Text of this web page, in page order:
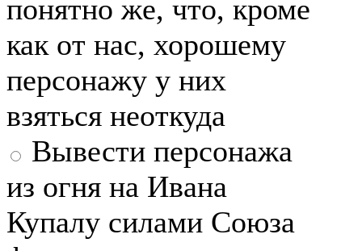
понятно же, что, кроме
как от нас, хорошему
персонажу у них
взяться неоткуда
Вывести персонажа
из огня на Ивана
Купалу силами Союза